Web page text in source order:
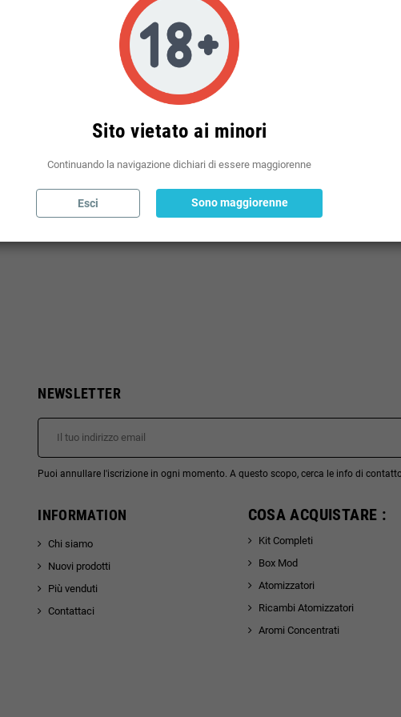
Politiche per le spedizioni
(modificale nel modulo Rassicurazioni cliente)
NEWSLETTER
Puoi annullare l'iscrizione in ogni momento. A questo scopo, cerca le info di
INFORMATION
Chi siamo
Nuovi prodotti
Più venduti
Contattaci
COSA ACQUISTARE :
Kit Completi
Box Mod
Atomizzatori
Ricambi Atomizzatori
Aromi Concentrati
Sito vietato ai minori
Continuando la navigazione dichiari di essere maggiorenne
Esci Sono maggiorenne